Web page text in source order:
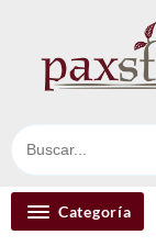
contenido
Categoría